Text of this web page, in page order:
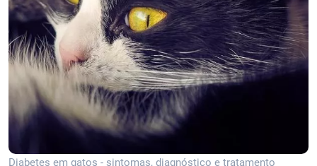
Diabetes em gatos - sintomas, diagnóstico e tratamento